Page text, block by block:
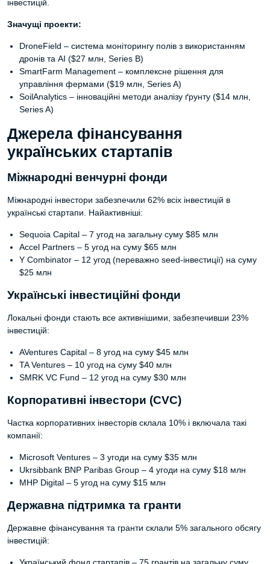
інвестицій.
Значущі проекти:
DroneField – система моніторингу полів з використанням
дронів та AI ($27 млн, Series B)
SmartFarm Management – комплексне рішення для
управління фермами ($19 млн, Series A)
SoilAnalytics – інноваційні методи аналізу ґрунту ($14 млн,
Series A)
Джерела фінансування
українських стартапів
Міжнародні венчурні фонди
Міжнародні інвестори забезпечили 62% всіх інвестицій в
українські стартапи. Найактивніші:
Sequoia Capital – 7 угод на загальну суму $85 млн
Accel Partners – 5 угод на суму $65 млн
Y Combinator – 12 угод (переважно seed-інвестиції) на суму
$25 млн
Українські інвестиційні фонди
Локальні фонди стають все активнішими, забезпечивши 23%
інвестицій:
AVentures Capital – 8 угод на суму $45 млн
TA Ventures – 10 угод на суму $40 млн
SMRK VC Fund – 12 угод на суму $30 млн
Корпоративні інвестори (CVC)
Частка корпоративних інвесторів склала 10% і включала такі
компанії:
Microsoft Ventures – 3 угоди на суму $35 млн
Ukrsibbank BNP Paribas Group – 4 угоди на суму $18 млн
MHP Digital – 5 угод на суму $15 млн
Державна підтримка та гранти
Державне фінансування та гранти склали 5% загального обсягу
інвестицій: